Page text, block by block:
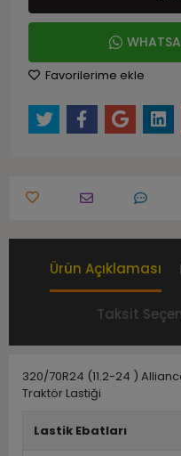
Favorilerime ekle
Ürün Açıklaması
Taksit
320/70R24 (11.2-24 )
Traktör Lastiği
Lastik Ebatları